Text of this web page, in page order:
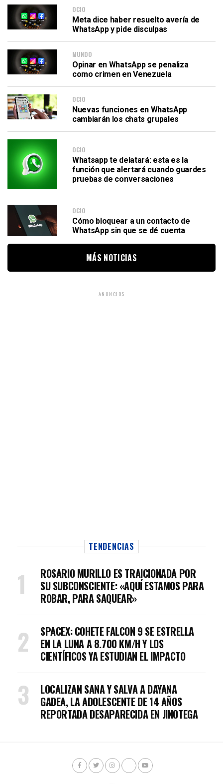
OCIO
Meta dice haber resuelto avería de
WhatsApp y pide disculpas
MUNDO
Opinar en WhatsApp se penaliza
como crimen en Venezuela
OCIO
Nuevas funciones en WhatsApp
cambiarán los chats grupales
OCIO
Whatsapp te delatará: esta es la
función que alertará cuando guardes
pruebas de conversaciones
OCIO
Cómo bloquear a un contacto de
WhatsApp sin que se dé cuenta
MÁS NOTICIAS
ANUNCIOS
TENDENCIAS
ROSARIO MURILLO ES TRAICIONADA POR
SU SUBCONSCIENTE: «AQUÍ ESTAMOS PARA
ROBAR, PARA SAQUEAR»
SPACEX: COHETE FALCON 9 SE ESTRELLA
EN LA LUNA A 8.700 KM/H Y LOS
CIENTÍFICOS YA ESTUDIAN EL IMPACTO
LOCALIZAN SANA Y SALVA A DAYANA
GADEA, LA ADOLESCENTE DE 14 AÑOS
REPORTADA DESAPARECIDA EN JINOTEGA